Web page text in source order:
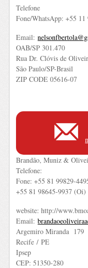
Telefone
Fone/WhatsApp: +55 11
Email:
OAB/SP 301.470
Rua Dr. Clóvis de
São Paulo/SP-Brasil
ZIP CODE 05616-07
Brandão, Muniz &
Telefone:
Fone: +55 81 99829-
+55 81 98645-9937 (Oi)
website: http://
Email:
Argemiro Miranda 179
Recife / PE
Ipsep
CEP: 51350-280